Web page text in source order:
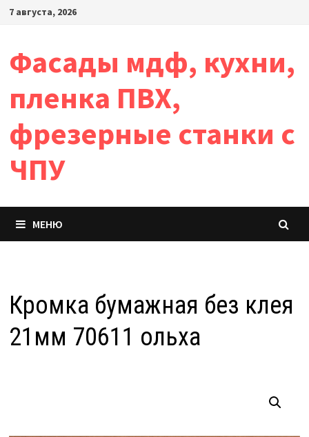
Перейти
7 августа, 2026
Фасады мдф, кухни,
пленка ПВХ,
фрезерные станки с
ЧПУ
МЕНЮ
Кромка бумажная без клея
21мм 70611 ольха